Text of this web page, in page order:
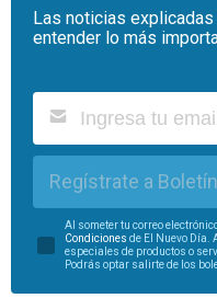
Las noticias
entender lo más
Regístrate a
Al someter tu correo
Condiciones de El Nuevo Día.
especiales de productos o
Podrás optar salirte de los